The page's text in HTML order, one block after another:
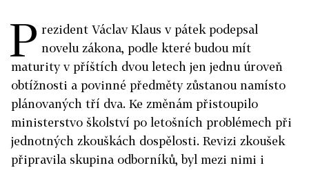
P rezident Václav Klaus v pátek podepsal
novelu zákona, podle které budou mít
maturity v příštích dvou letech jen jednu úroveň
obtížnosti a povinné předměty zůstanou namísto
plánovaných tří dva. Ke změnám přistoupilo
ministerstvo školství po letošních problémech při
jednotných zkouškách dospělosti. Revizi zkoušek
připravila skupina odborníků, byl mezi nimi i